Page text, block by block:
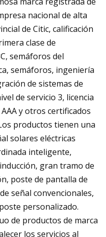
nacional de alta
de Citic, calificación
clase de
semáforos del
semáforos, ingeniería
de sistemas de
de servicio 3, licencia
y otros certificados
productos tienen una
solares eléctricas
inteligente,
gran tramo de
poste de pantalla de
señal convencionales,
personalizado.
de productos de marca
los servicios al